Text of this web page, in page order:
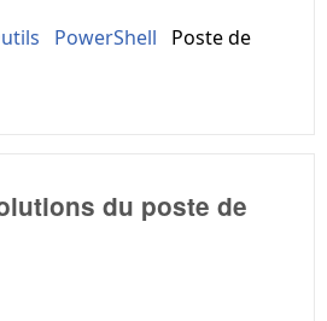
PowerShell
Poste de
du poste de